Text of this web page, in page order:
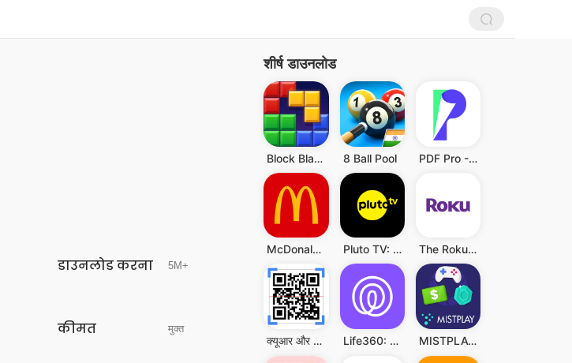
डाउनलोड करना 5M+
कीमत मुक्त
शीर्ष डाउनलोड
Block Blast! 8 Ball Pool PDF Pro - Reader & Maker
McDonald's Pluto TV: Watch Free Movies/TV The Roku App (Official)
क्यूआर और बारकोड स्कैनर Life360: Live Location Sharing MISTPLAY: Play to Earn Money